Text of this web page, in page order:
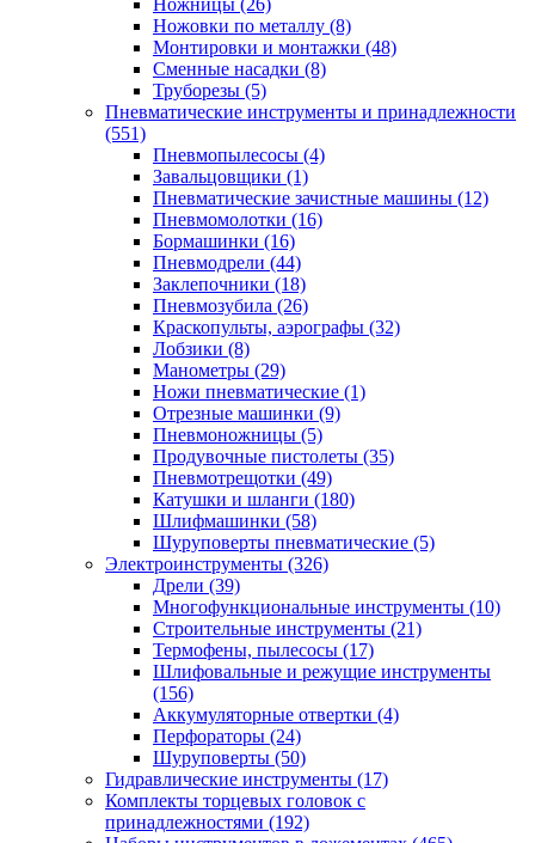
Ножницы (26)
Ножовки по металлу (8)
Монтировки и монтажки (48)
Сменные насадки (8)
Труборезы (5)
Пневматические инструменты и принадлежности
(551)
Пневмопылесосы (4)
Завальцовщики (1)
Пневматические зачистные машины (12)
Пневмомолотки (16)
Бормашинки (16)
Пневмодрели (44)
Заклепочники (18)
Пневмозубила (26)
Краскопульты, аэрографы (32)
Лобзики (8)
Манометры (29)
Ножи пневматические (1)
Отрезные машинки (9)
Пневмоножницы (5)
Продувочные пистолеты (35)
Пневмотрещотки (49)
Катушки и шланги (180)
Шлифмашинки (58)
Шуруповерты пневматические (5)
Электроинструменты (326)
Дрели (39)
Многофункциональные инструменты (10)
Строительные инструменты (21)
Термофены, пылесосы (17)
Шлифовальные и режущие инструменты
(156)
Аккумуляторные отвертки (4)
Перфораторы (24)
Шуруповерты (50)
Гидравлические инструменты (17)
Комплекты торцевых головок с
принадлежностями (192)